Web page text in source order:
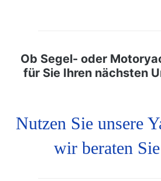
Ob Segel- oder
für Sie Ihren nächsten
Nutzen Sie unsere
wir beraten